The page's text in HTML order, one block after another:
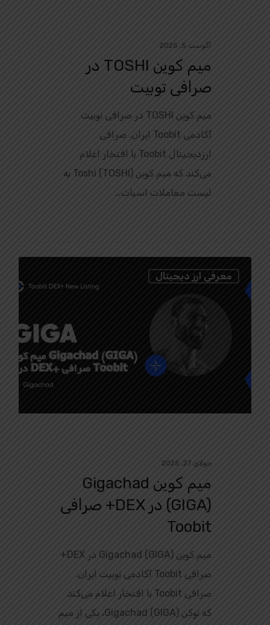
آگوست 5, 2025
میم کوین TOSHI در
صرافی توبیت
میم کوین TOSHI در صرافی توبیت
آکادمی Toobit ایران. صرافی
ارزدیجیتال Toobit با افتخار اعلام
می‌کند که میم کوین Toshi (TOSHI) به
لیست معاملات اسپات…
معرفی ارز دیجیتال
جولای 27, 2025
میم کوین Gigachad
(GIGA) در DEX+ صرافی
Toobit
میم کوین Gigachad (GIGA) در DEX+
صرافی Toobit آکادمی توبیت ایران.
صرافی Toobit با افتخار اعلام می‌کند
که توکن Gigachad (GIGA)، یکی از میم‌